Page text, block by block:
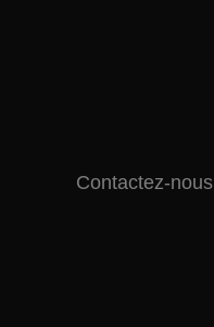
Contactez-nous